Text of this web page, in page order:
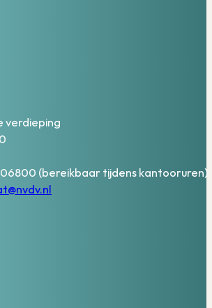
verdieping
(bereikbaar tijdens kantooruren)